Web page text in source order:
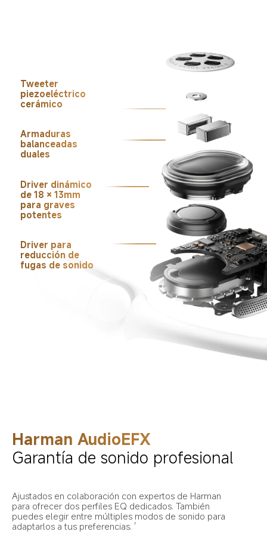
Tweeter
piezoeléctrico
cerámico
Armaduras
balanceadas
duales
Driver dinámico
de 18 × 13mm
para graves
potentes
Driver para
reducción de
fugas de sonido
Harman AudioEFX
Garantía de sonido profesional
Ajustados en colaboración con expertos de Harman
para ofrecer dos perfiles EQ dedicados. También
puedes elegir entre múltiples modos de sonido para
adaptarlos a tus preferencias.
2